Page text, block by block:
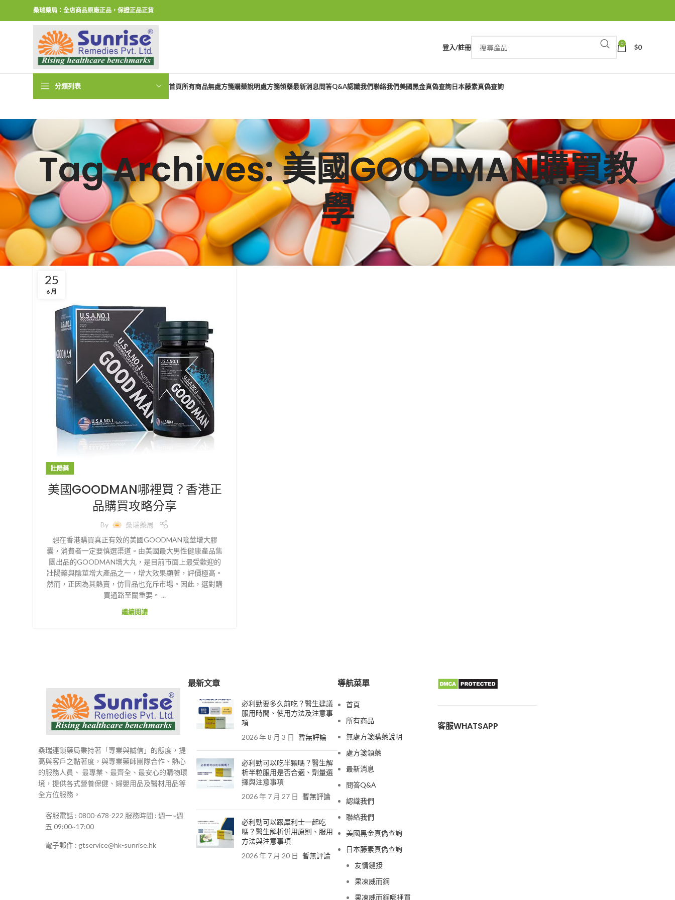
桑瑞藥局：全店商品原廠正品，保證正品正貨
登入/註冊 0 $0
分類列表 首頁所有商品無處方箋購藥說明處方箋領藥最新消息問答Q&A認識我們聯絡我們美國黑金真偽查詢日本藤素真偽查詢
Tag Archives: 美國GOODMAN購買教
學
25
6 月
壯陽藥
美國GOODMAN哪裡買？香港正
品購買攻略分享
By
桑瑞藥局
想在香港購買真正有效的美國GOODMAN陰莖增大膠
囊，消費者一定要慎選渠道。由美國最大男性健康產品集
團出品的GOODMAN增大丸，是目前市面上最受歡迎的
壯陽藥與陰莖增大產品之一，增大效果顯著，評價極高。
然而，正因為其熱賣，仿冒品也充斥市場。因此，選對購
買通路至關重要。 ...
繼續閱讀
桑瑞連鎖藥局秉持著「專業與誠信」的態度，提
高與客戶之黏著度，與專業藥師團隊合作、熱心
的服務人員、 最專業、最齊全、最安心的購物環
境，提供各式營養保健、婦嬰用品及醫材用品等
全方位服務。
客服電話 : 0800-678-222 服務時間 : 週一~週
五 09:00~17:00
電子郵件 : gtservice@hk-sunrise.hk
最新文章
必利勁要多久前吃？醫生建議
服用時間、使用方法及注意事
項
2026 年 8 月 3 日 暫無評論
必利勁可以吃半顆嗎？醫生解
析半粒服用是否合適、劑量選
擇與注意事項
2026 年 7 月 27 日 暫無評論
必利勁可以跟犀利士一起吃
嗎？醫生解析併用原則、服用
方法與注意事項
2026 年 7 月 20 日 暫無評論
導航菜單
首頁
所有商品
無處方箋購藥說明
處方箋領藥
最新消息
問答Q&A
認識我們
聯絡我們
美國黑金真偽查詢
日本藤素真偽查詢
友情鏈接
果凍威而鋼
果凍威而鋼哪裡買
客服WHATSAPP